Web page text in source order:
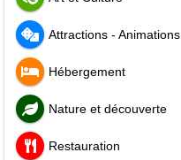
Attractions - Animations
Hébergement
Nature et découverte
Restauration